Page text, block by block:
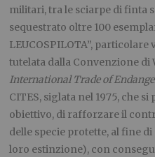
militari, tra le sciarpe di finta
sequestrato oltre 100
LEUCOSPILOTA”,
tutelata dalla Convenzione di
International Trade of
CITES, siglata nel 1975, che
obiettivo, di rafforzare il
delle specie protette, al fine
loro estinzione), con